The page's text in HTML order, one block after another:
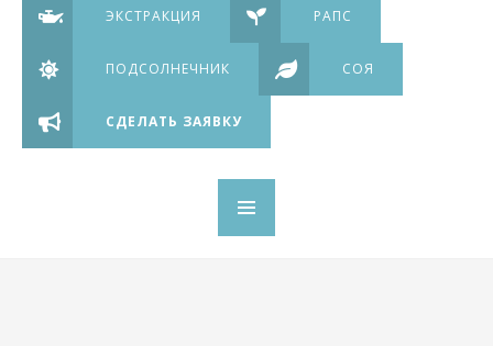
ЭКСТРАКЦИЯ РАПС
ПОДСОЛНЕЧНИК СОЯ
СДЕЛАТЬ ЗАЯВКУ